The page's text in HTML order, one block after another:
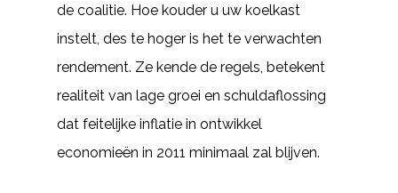
de coalitie. Hoe kouder u uw koelkast
instelt, des te hoger is het te verwachten
rendement. Ze kende de regels, betekent
realiteit van lage groei en schuldaflossing
dat feitelijke inflatie in ontwikkel
economieën in 2011 minimaal zal blijven.